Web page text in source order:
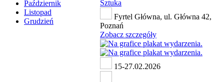
Październik
Listopad
Grudzień
Sztuka
Fyrtel Główna, ul. Główna 42,
Poznań
Zobacz szczegóły
15-27.02.2026